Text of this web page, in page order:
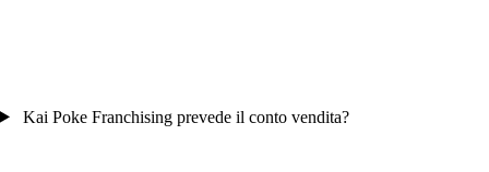
Kai Poke Franchising prevede il conto vendita?